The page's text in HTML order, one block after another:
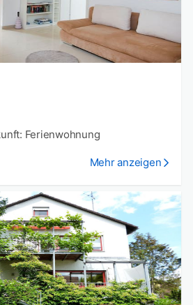
Ferienwohnung
Mehr anzeigen